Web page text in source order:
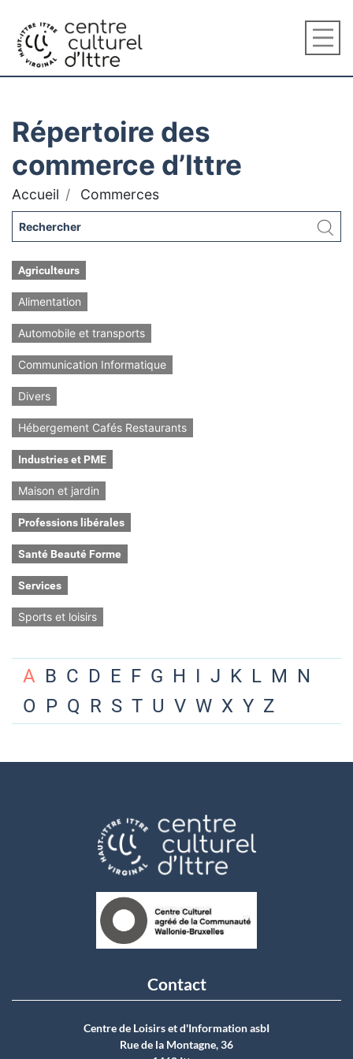
Répertoire des
commerce d’Ittre
Accueil Commerces
Agriculteurs
Alimentation
Automobile et transports
Communication Informatique
Divers
Hébergement Cafés Restaurants
Industries et PME
Maison et jardin
Professions libérales
Santé Beauté Forme
Services
Sports et loisirs
A B C D E F G H I J K L M N
O P Q R S T U V W X Y Z
Contact
Centre de Loisirs et d'Information asbI
Rue de la Montagne, 36